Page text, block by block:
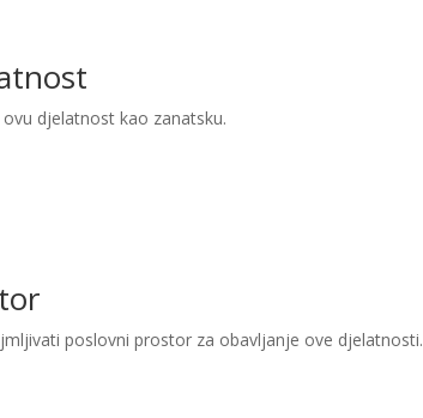
djelatnost kao zanatsku.
poslovni prostor za obavljanje ove djelatnosti.